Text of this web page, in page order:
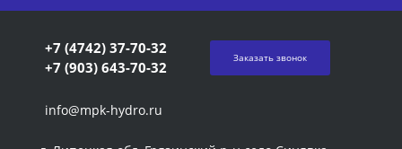
+7 (4742) 37-70-32
+7 (903) 643-70-32
Заказать звонок
info@mpk-hydro.ru